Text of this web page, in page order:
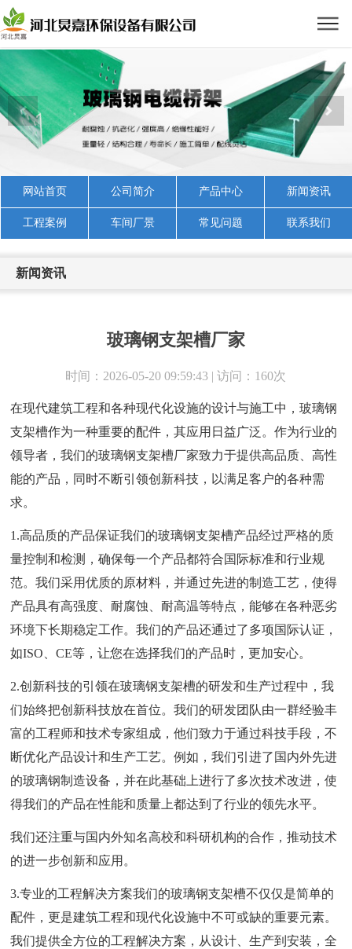
网站首页 公司简介 产品中心 新闻资讯
工程案例 车间厂景 常见问题 联系我们
新闻资讯
玻璃钢支架槽厂家
时间：2026-05-20 09:59:43 | 访问：160次
在现代建筑工程和各种现代化设施的设计与施工中，玻璃钢
支架槽作为一种重要的配件，其应用日益广泛。作为行业的
领导者，我们的玻璃钢支架槽厂家致力于提供高品质、高性
能的产品，同时不断引领创新科技，以满足客户的各种需
求。
1.高品质的产品保证我们的玻璃钢支架槽产品经过严格的质
量控制和检测，确保每一个产品都符合国际标准和行业规
范。我们采用优质的原材料，并通过先进的制造工艺，使得
产品具有高强度、耐腐蚀、耐高温等特点，能够在各种恶劣
环境下长期稳定工作。我们的产品还通过了多项国际认证，
如ISO、CE等，让您在选择我们的产品时，更加安心。
2.创新科技的引领在玻璃钢支架槽的研发和生产过程中，我
们始终把创新科技放在首位。我们的研发团队由一群经验丰
富的工程师和技术专家组成，他们致力于通过科技手段，不
断优化产品设计和生产工艺。例如，我们引进了国内外先进
的玻璃钢制造设备，并在此基础上进行了多次技术改进，使
得我们的产品在性能和质量上都达到了行业的领先水平。
我们还注重与国内外知名高校和科研机构的合作，推动技术
的进一步创新和应用。
3.专业的工程解决方案我们的玻璃钢支架槽不仅仅是简单的
配件，更是建筑工程和现代化设施中不可或缺的重要元素。
我们提供全方位的工程解决方案，从设计、生产到安装，全